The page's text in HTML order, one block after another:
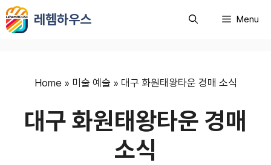
컨
텐
레헴하우스 Menu
Home » 미술 예술 » 대구 화원태왕타운 경매 소식
대구 화원태왕타운 경매
소식